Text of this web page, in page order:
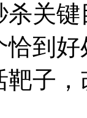
关
恰到
子